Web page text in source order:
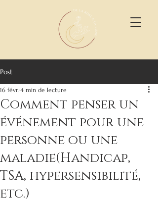
Post
Comment penser un
événement pour une
personne ou une
maladie(Handicap,
TSA, hypersensibilité,
etc.)
16 févr.4 min de lecture